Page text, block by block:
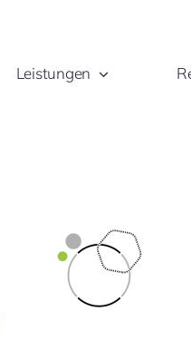
Leistungen